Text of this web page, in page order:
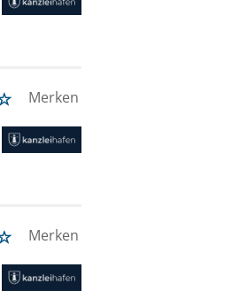
Merken
Merken